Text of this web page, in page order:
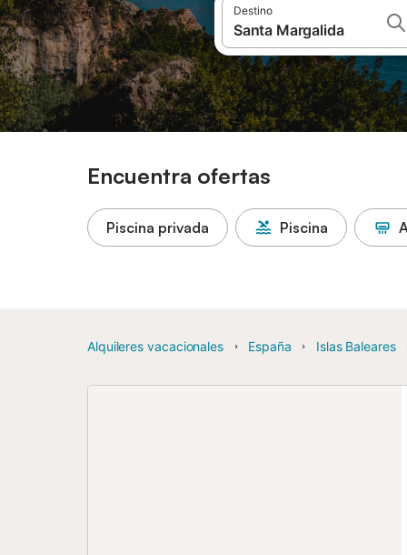
Destino
Encuentra ofertas
Piscina privada Piscina
Alquileres vacacionales España Islas Baleares